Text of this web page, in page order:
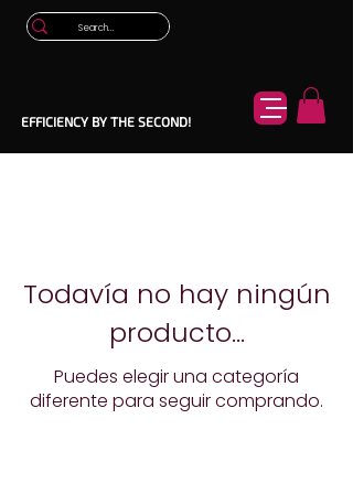
EFFICIENCY BY THE SECOND!
Todavía no hay ningún
producto...
Puedes elegir una categoría
diferente para seguir comprando.